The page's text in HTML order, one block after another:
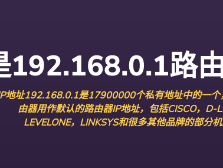
192.168.0.1路
地址192.168.0.1是17900000个私有地址中的一个
由器用作默认的路由器IP地址，包括CISCO，D-
LEVELONE，LINKSYS和很多其他品牌的部分机